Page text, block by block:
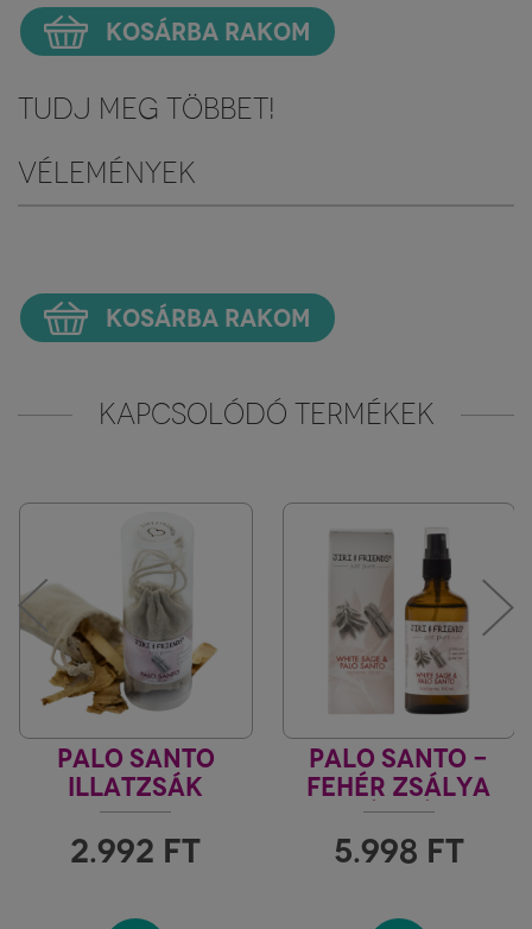
KOSÁRBA RAKOM
Tudj meg többet!
Vélemények
KOSÁRBA RAKOM
KAPCSOLÓDÓ TERMÉKEK
PALO SANTO
ILLATZSÁK
2.992 FT
PALO SANTO -
FEHÉR ZSÁLYA
TÉR- ÉS
AURATISZTÍTÓ
SPRAY
5.998 FT